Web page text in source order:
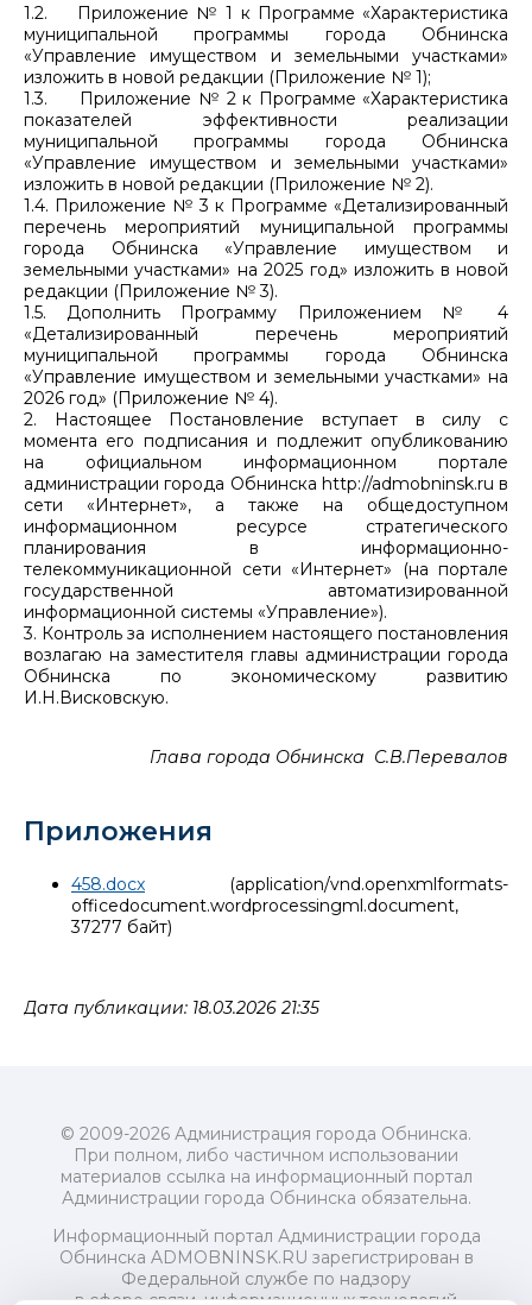
1.2. Приложение № 1 к Программе «Характеристика
муниципальной программы города Обнинска
«Управление имуществом и земельными участками»
изложить в новой редакции (Приложение № 1);
1.3. Приложение № 2 к Программе «Характеристика
показателей эффективности реализации
муниципальной программы города Обнинска
«Управление имуществом и земельными участками»
изложить в новой редакции (Приложение № 2).
1.4. Приложение № 3 к Программе «Детализированный
перечень мероприятий муниципальной программы
города Обнинска «Управление имуществом и
земельными участками» на 2025 год» изложить в новой
редакции (Приложение № 3).
1.5. Дополнить Программу Приложением № 4
«Детализированный перечень мероприятий
муниципальной программы города Обнинска
«Управление имуществом и земельными участками» на
2026 год» (Приложение № 4).
2. Настоящее Постановление вступает в силу с
момента его подписания и подлежит опубликованию
на официальном информационном портале
администрации города Обнинска http://admobninsk.ru в
сети «Интернет», а также на общедоступном
информационном ресурсе стратегического
планирования в информационно-
телекоммуникационной сети «Интернет» (на портале
государственной автоматизированной
информационной системы «Управление»).
3. Контроль за исполнением настоящего постановления
возлагаю на заместителя главы администрации города
Обнинска по экономическому развитию
И.Н.Висковскую.
Глава города Обнинска С.В.Перевалов
Приложения
458.docx (application/vnd.openxmlformats-
officedocument.wordprocessingml.document,
37277 байт)
Дата публикации: 18.03.2026 21:35
© 2009-2026 Администрация города Обнинска.
При полном, либо частичном использовании
материалов ссылка на информационный портал
Администрации города Обнинска обязательна.
Информационный портал Администрации города
Обнинска ADMOBNINSK.RU зарегистрирован в
Федеральной службе по надзору
в сфере связи, информационных технологий